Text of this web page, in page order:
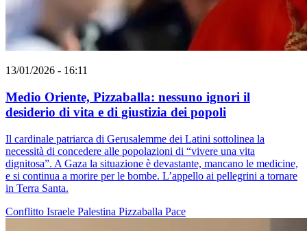
13/01/2026 - 16:11
Medio Oriente, Pizzaballa: nessuno ignori il
desiderio di vita e di giustizia dei popoli
Il cardinale patriarca di Gerusalemme dei Latini sottolinea la
necessità di concedere alle popolazioni di “vivere una vita
dignitosa”. A Gaza la situazione è devastante, mancano le medicine,
e si continua a morire per le bombe. L’appello ai pellegrini a tornare
in Terra Santa.
Conflitto Israele Palestina Pizzaballa Pace